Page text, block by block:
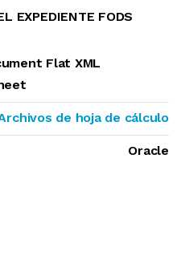
EXPEDIENTE FODS
Flat XML
de hoja de cálculo
Oracle